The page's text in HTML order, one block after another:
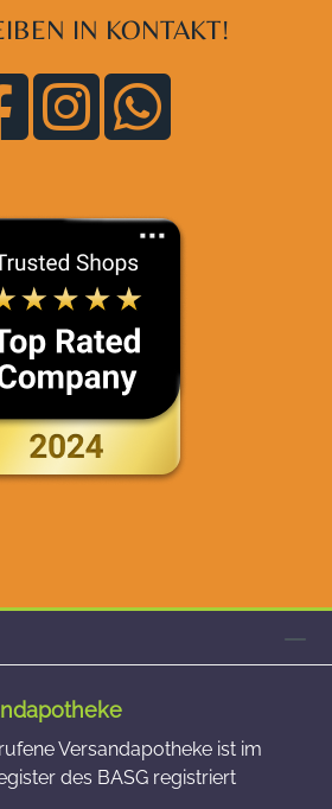
IN KONTAKT!
Versandapotheke ist im
des BASG registriert